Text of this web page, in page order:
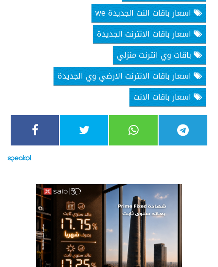
اسعار باقات النت الجديدة we
اسعار باقات الانترنت الجديدة
باقات وي انترنت منزلي
اسعار باقات الانترنت الارضي وي الجديدة
اسعار باقات الانت